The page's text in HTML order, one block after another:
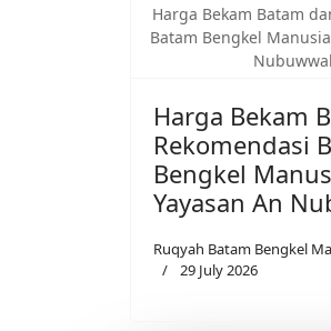
Harga Bekam Batam
Batam Bengkel
Harga Bekam
Rekomendasi
Bengkel
Yayasan An
Ruqyah Batam Bengkel
29 July 2026